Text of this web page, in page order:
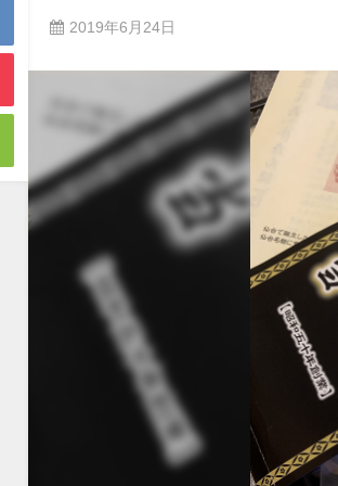
2019年6月24日